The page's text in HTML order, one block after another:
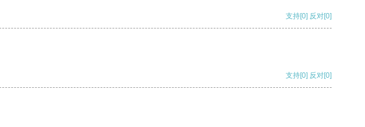
支持[0] 反对[0]
支持[0] 反对[0]